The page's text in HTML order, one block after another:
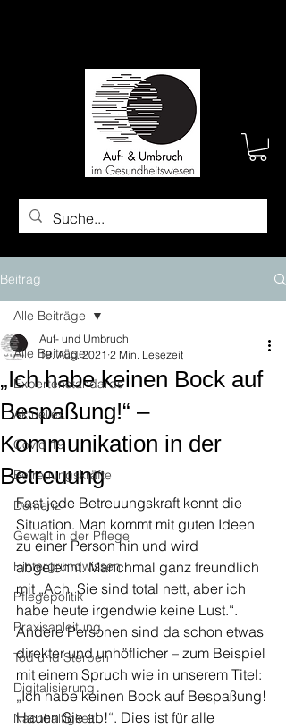
Beitrag
Alle Beiträge
Expertenstandards
Aktuelles
Covid 19
Betreuungskräfte
Demenz
Gewalt in der Pflege
Hintergrundwissen
Pflegepolitik
Praxisanleitung
Tod und Sterben
Digitalisierung
Nachhaltigkeit
Alle Beiträge
„Ich habe keinen Bock auf
Bespaßung!“ –
Kommunikation in der
Betreuung
Auf- und Umbruch
19. Aug. 2021 2 Min. Lesezeit
Fast jede Betreuungskraft kennt die
Situation. Man kommt mit guten Ideen
zu einer Person hin und wird
abgelehnt. Manchmal ganz freundlich
mit „Ach, Sie sind total nett, aber ich
habe heute irgendwie keine Lust.“.
Andere Personen sind da schon etwas
direkter und unhöflicher – zum Beispiel
mit einem Spruch wie in unserem Titel:
„Ich habe keinen Bock auf Bespaßung!
Hauen Sie ab!“. Dies ist für alle